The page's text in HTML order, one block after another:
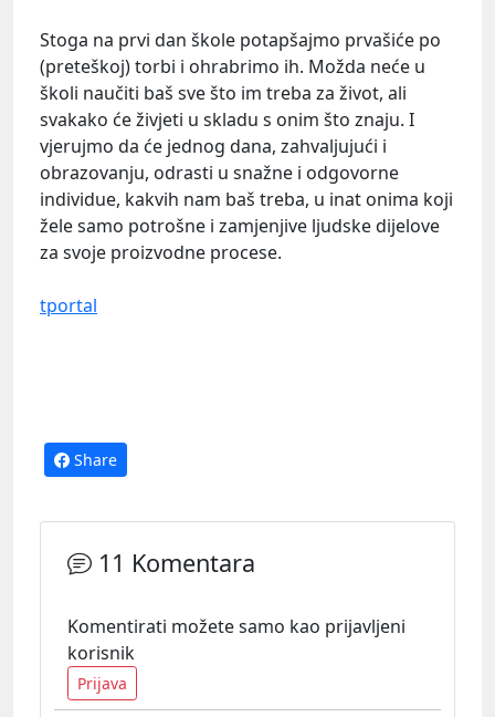
Stoga na prvi dan škole potapšajmo prvašiće po
(preteškoj) torbi i ohrabrimo ih. Možda neće u
školi naučiti baš sve što im treba za život, ali
svakako će živjeti u skladu s onim što znaju. I
vjerujmo da će jednog dana, zahvaljujući i
obrazovanju, odrasti u snažne i odgovorne
individue, kakvih nam baš treba, u inat onima koji
žele samo potrošne i zamjenjive ljudske dijelove
za svoje proizvodne procese.
tportal
Share
11 Komentara
Komentirati možete samo kao prijavljeni
korisnik
Prijava